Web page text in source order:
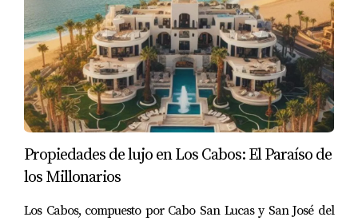
Propiedades de lujo en Los Cabos: El Paraíso de
los Millonarios
Los Cabos, compuesto por Cabo San Lucas y San José del